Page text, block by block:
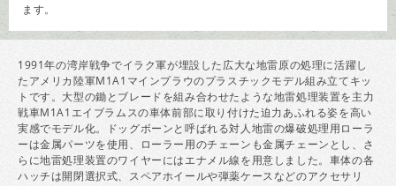
ます。
1991年の湾岸戦争でイラク軍が埋設した広大な地雷原の処理に活躍し
たアメリカ陸軍M1A1マインプラウのプラスチックモデル組み立てキッ
トです。大型の鋤とブレードを組み合わせたような地雷処理装置を主力
戦車M1A1エイブラムスの車体前部に取り付けた迫力あふれる姿を高い
実感でモデル化。ドッグボーンと呼ばれる対人地雷の爆破処理用ローラ
ーは金属パーツを使用、ローラー用のチェーンも金属チェーンとし、さ
らに地雷処理装置のワイヤーにはエナメル線を用意しました。車体の各
ハッチは開閉選択式、スペアホイールや弾薬ケースなどのアクセサリ